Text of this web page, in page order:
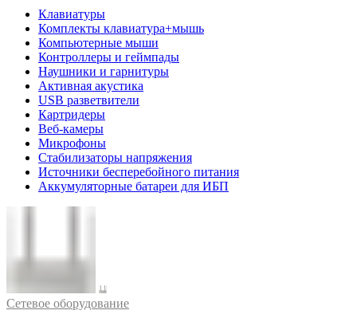
Клавиатуры
Комплекты клавиатура+мышь
Компьютерные мыши
Контроллеры и геймпады
Наушники и гарнитуры
Активная акустика
USB разветвители
Картридеры
Веб-камеры
Микрофоны
Стабилизаторы напряжения
Источники бесперебойного питания
Аккумуляторные батареи для ИБП
Cетевое оборудование